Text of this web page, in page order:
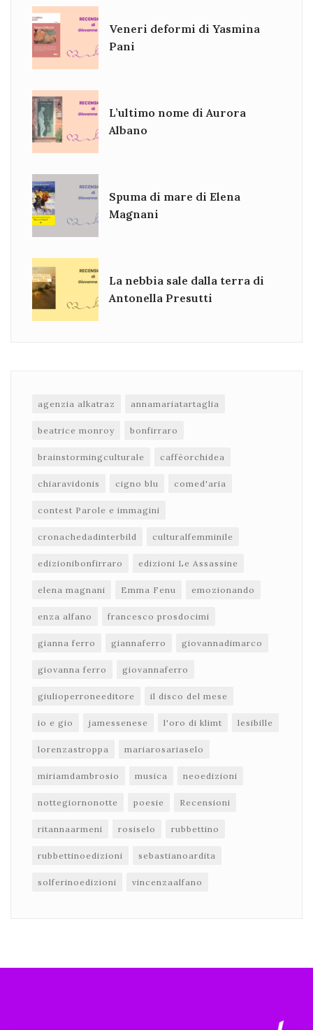
Veneri deformi di Yasmina
Pani
L’ultimo nome di Aurora
Albano
Spuma di mare di Elena
Magnani
La nebbia sale dalla terra di
Antonella Presutti
agenzia alkatraz annamariatartaglia
beatrice monroy bonfirraro
brainstormingculturale caffèorchidea
chiaravidonis cigno blu comed'aria
contest Parole e immagini
cronachedadinterbild culturalfemminile
edizionibonfirraro edizioni Le Assassine
elena magnani Emma Fenu emozionando
enza alfano francesco prosdocimi
gianna ferro giannaferro giovannadimarco
giovanna ferro giovannaferro
giulioperroneeditore il disco del mese
io e gio jamessenese l'oro di klimt lesibille
lorenzastroppa mariarosariaselo
miriamdambrosio musica neoedizioni
nottegiornonotte poesie Recensioni
ritannaarmeni rosiselo rubbettino
rubbettinoedizioni sebastianoardita
solferinoedizioni vincenzaalfano